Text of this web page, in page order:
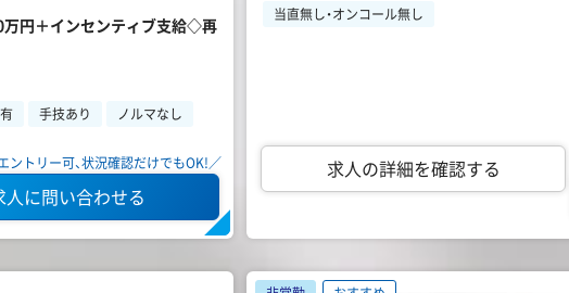
万円＋インセンティブ支給◇再
手技あり ノルマなし
ントリー可、状況確認だけでもOK!／
人に問い合わせる
当直無し・オンコール無し
求人の詳細を確認する